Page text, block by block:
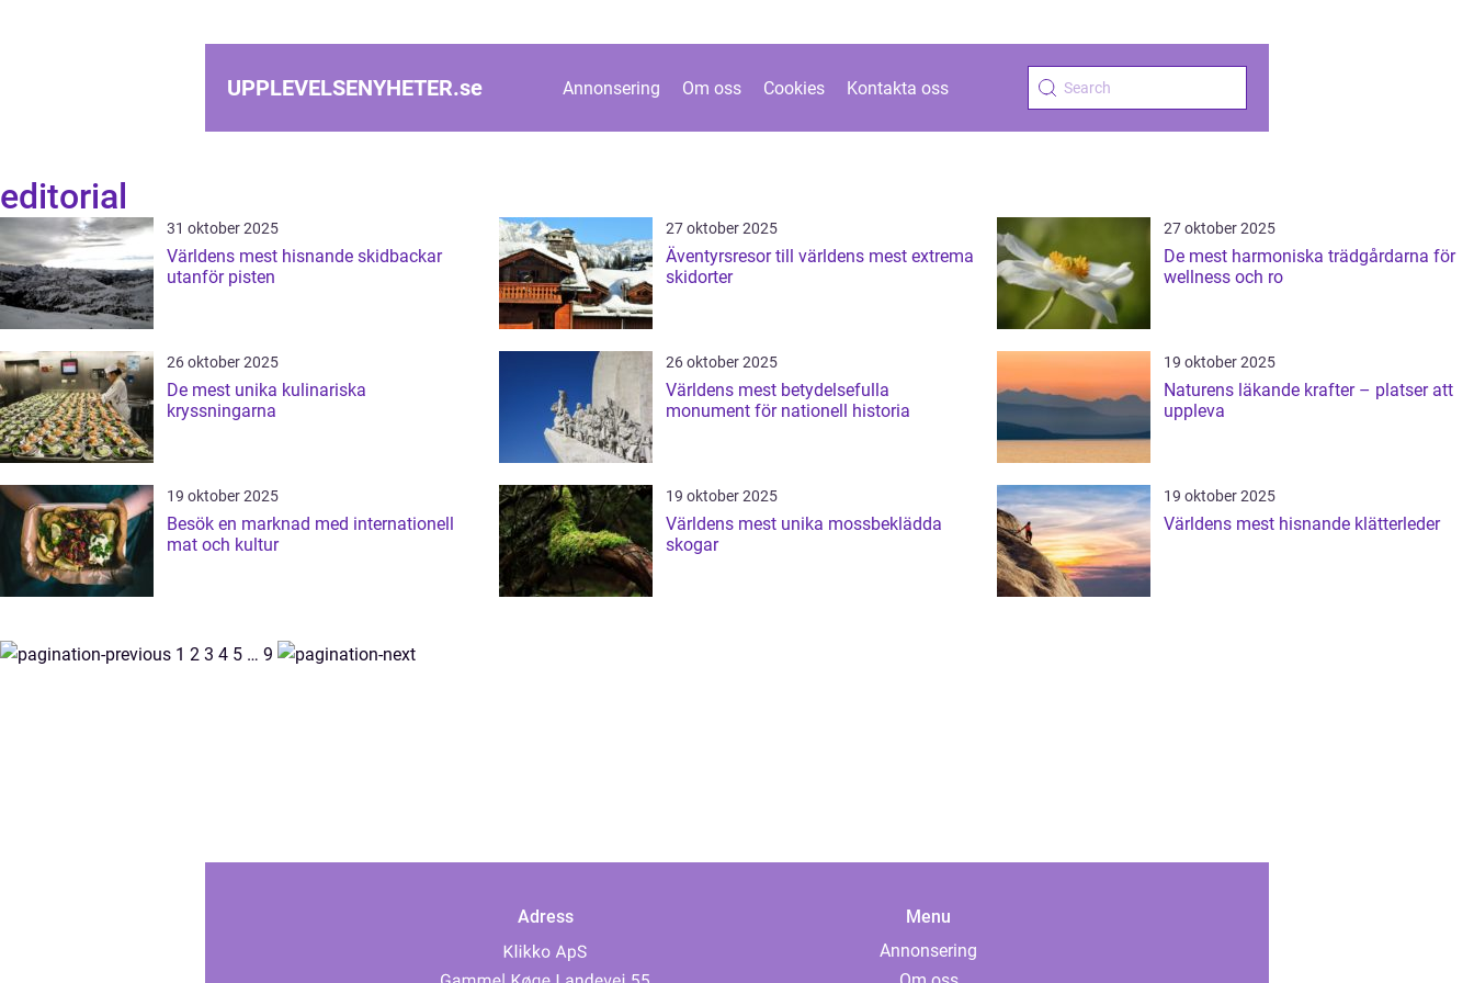
UPPLEVELSENYHETER.se Annonsering Om oss Cookies Kontakta oss
editorial
31 oktober 2025
Världens mest hisnande skidbackar
utanför pisten
27 oktober 2025
Äventyrsresor till världens mest extrema
skidorter
27 oktober 2025
De mest harmoniska trädgårdarna för
wellness och ro
26 oktober 2025
De mest unika kulinariska
kryssningarna
26 oktober 2025
Världens mest betydelsefulla
monument för nationell historia
19 oktober 2025
Naturens läkande krafter – platser att
uppleva
19 oktober 2025
Besök en marknad med internationell
mat och kultur
19 oktober 2025
Världens mest unika mossbeklädda
skogar
19 oktober 2025
Världens mest hisnande klätterleder
1 2 3 4 5 … 9
Adress
Menu
Annonsering